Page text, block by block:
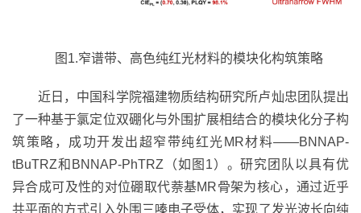
图 1.窄谱带、高色纯红光材料的模块化构筑策略
近日，中国科学院福建物质结构研究所卢灿忠团队提出
了一种基于氯定位双硼化与外围扩展相结合的模块化分子构
筑策略 ，成功开发出超窄带纯红光 MR材料——BNNAP-
tBuTRZ和 BNNAP-PhTRZ （如图 1） 。研究团队以具有优
异合成可及性的对位硼取代萘基MR骨架为核心，通过近乎
共平面的方式引入外围三嗪电子受体，实现了发光波长向纯